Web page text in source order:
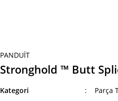
PANDUIT
Stronghold ™ Butt
Kategori
Parça